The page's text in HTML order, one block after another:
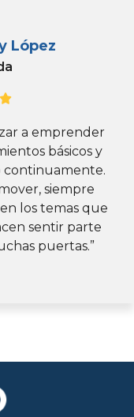
López
a emprender
básicos y
continuamente.
siempre
los temas que
sentir parte
puertas.”